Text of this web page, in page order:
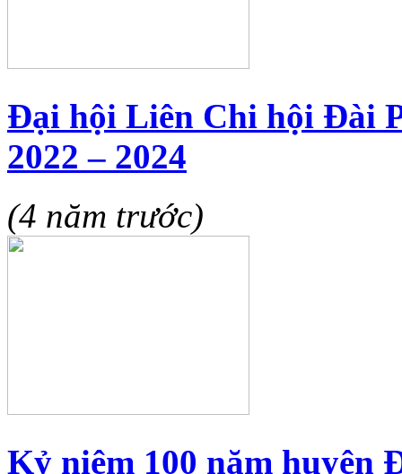
Đại hội Liên Chi hội Đài
2022 – 2024
(4 năm trước)
Kỷ niệm 100 năm huyện